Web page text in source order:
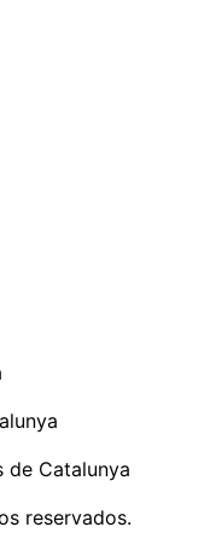
de Catalunya
reservados.